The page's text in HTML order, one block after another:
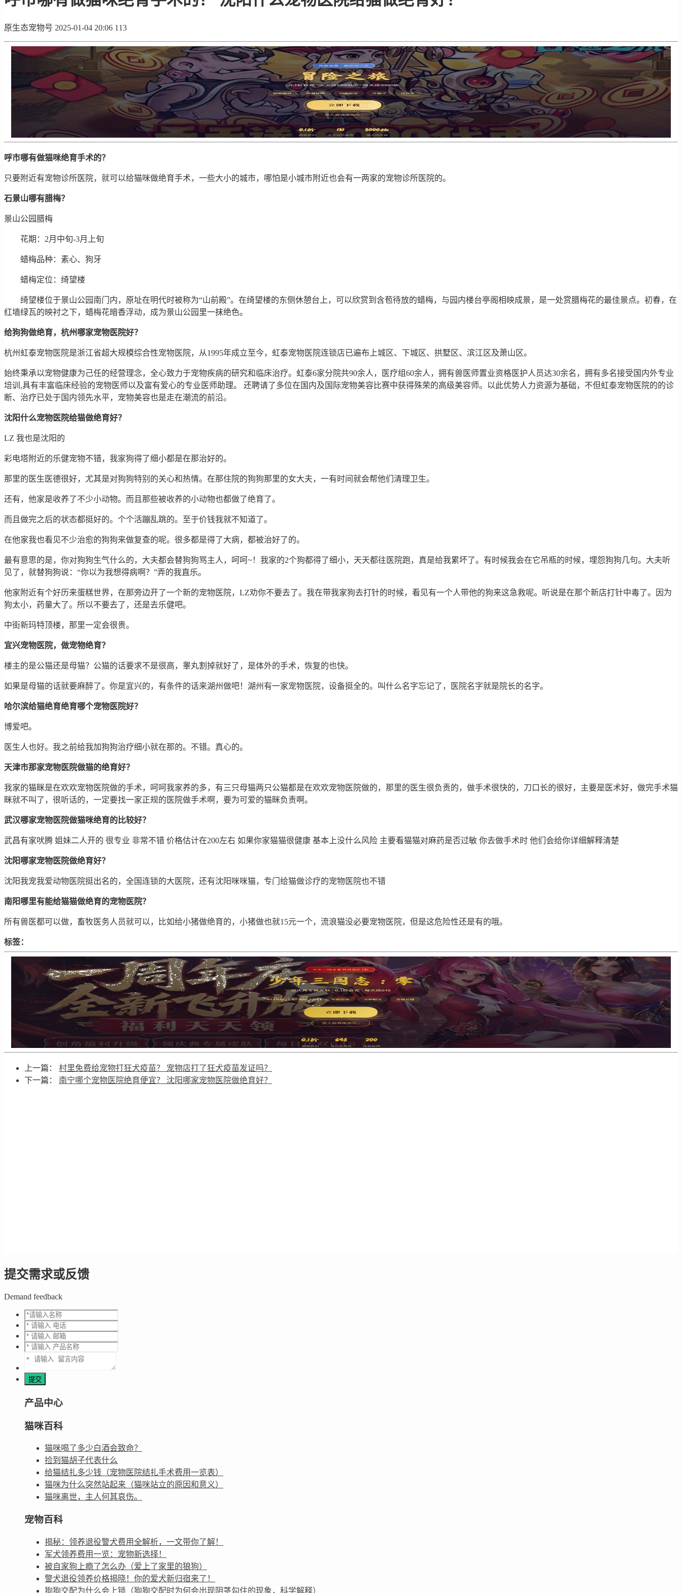
原生态宠物号 2025-01-04 20:06 113
呼市哪有做猫咪绝育手术的？
只要附近有宠物诊所医院，就可以给猫咪做绝育手术，一些大小的城市，哪怕是小城市附近也会有一两家的宠物诊所医院的。
石景山哪有腊梅？
景山公园腊梅
花期：2月中旬-3月上旬
蜡梅品种：素心、狗牙
蜡梅定位：绮望楼
绮望楼位于景山公园南门内，原址在明代时被称为“山前殿”。在绮望楼的东侧休憩台上，可以欣赏到含苞待放的蜡梅，与园内楼台亭阁相映成景，是一处赏腊梅花的最佳景点。初春，在
红墙绿瓦的映衬之下，蜡梅花暗香浮动，成为景山公园里一抹绝色。
给狗狗做绝育，杭州哪家宠物医院好？
杭州虹泰宠物医院是浙江省超大规模综合性宠物医院，从1995年成立至今，虹泰宠物医院连锁店已遍布上城区、下城区、拱墅区、滨江区及萧山区。
始终秉承以宠物健康为己任的经营理念，全心致力于宠物疾病的研究和临床治疗。虹泰6家分院共90余人，医疗组60余人，拥有兽医师置业资格医护人员达30余名，拥有多名接受国内外专业
培训,具有丰富临床经验的宠物医师以及富有爱心的专业医师助理。 还聘请了多位在国内及国际宠物美容比赛中获得殊荣的高级美容师。以此优势人力资源为基础，不但虹泰宠物医院的的诊
断、治疗已处于国内领先水平，宠物美容也是走在潮流的前沿。
沈阳什么宠物医院给猫做绝育好？
LZ 我也是沈阳的
彩电塔附近的乐健宠物不错，我家狗得了细小都是在那治好的。
那里的医生医德很好，尤其是对狗狗特别的关心和热情。在那住院的狗狗那里的女大夫，一有时间就会帮他们清理卫生。
还有，他家是收养了不少小动物。而且那些被收养的小动物也都做了绝育了。
而且做完之后的状态都挺好的。个个活蹦乱跳的。至于价钱我就不知道了。
在他家我也看见不少治愈的狗狗来做复查的呢。很多都是得了大病，都被治好了的。
最有意思的是，你对狗狗生气什么的，大夫都会替狗狗骂主人，呵呵~！我家的2个狗都得了细小，天天都往医院跑，真是给我累坏了。有时候我会在它吊瓶的时候，埋怨狗狗几句。大夫听
见了，就替狗狗说：“你以为我想得病啊？”弄的我直乐。
他家附近有个好历来蛋糕世界，在那旁边开了一个新的宠物医院，LZ劝你不要去了。我在带我家狗去打针的时候，看见有一个人带他的狗来这急救呢。听说是在那个新店打针中毒了。因为
狗太小，药量大了。所以不要去了，还是去乐健吧。
中街新玛特顶楼，那里一定会很贵。
宜兴宠物医院，做宠物绝育？
楼主的是公猫还是母猫？公猫的话要求不是很高，睾丸割掉就好了，是体外的手术，恢复的也快。
如果是母猫的话就要麻醉了。你是宜兴的，有条件的话来湖州做吧！湖州有一家宠物医院，设备挺全的。叫什么名字忘记了，医院名字就是院长的名字。
哈尔滨给猫绝育绝育哪个宠物医院好？
博爱吧。
医生人也好。我之前给我加狗狗治疗细小就在那的。不错。真心的。
天津市那家宠物医院做猫的绝育好？
我家的猫眯是在欢欢宠物医院做的手术，呵呵我家养的多，有三只母猫两只公猫都是在欢欢宠物医院做的，那里的医生很负责的，做手术很快的，刀口长的很好，主要是医术好，做完手术猫
眯就不叫了，很听话的，一定要找一家正规的医院做手术啊，要为可爱的猫眯负责啊。
武汉哪家宠物医院做猫咪绝育的比较好？
武昌有家吠腾 姐妹二人开的 很专业 非常不错 价格估计在200左右 如果你家猫猫很健康 基本上没什么风险 主要看猫猫对麻药是否过敏 你去做手术时 他们会给你详细解释清楚
沈阳哪家宠物医院做绝育好？
沈阳我宠我爱动物医院挺出名的，全国连锁的大医院，还有沈阳咪咪猫，专门给猫做诊疗的宠物医院也不错
南阳哪里有能给猫猫做绝育的宠物医院？
所有兽医都可以做，畜牧医务人员就可以，比如给小猪做绝育的，小猪做也就15元一个，流浪猫没必要宠物医院，但是这危险性还是有的哦。
标签：
上一篇： 村里免费给宠物打狂犬疫苗？ 宠物店打了狂犬疫苗发证吗？
下一篇： 南宁哪个宠物医院绝育便宜？ 沈阳哪家宠物医院做绝育好？
提交需求或反馈
Demand feedback
产品中心
猫咪百科
猫咪喝了多少白酒会致命？
捡到猫胡子代表什么
给猫结扎多少钱（宠物医院结扎手术费用一览表）
猫咪为什么突然站起来（猫咪站立的原因和意义）
猫咪离世，主人何其哀伤。
宠物百科
揭秘：领养退役警犬费用全解析，一文带你了解！
军犬领养费用一览：宠物新选择！
被自家狗上瘾了怎么办（爱上了家里的狼狗）
警犬退役领养价格揭晓！你的爱犬新归宿来了！
狗狗交配为什么会上锁（狗狗交配时为何会出现阴茎勾住的现象，科学解释）